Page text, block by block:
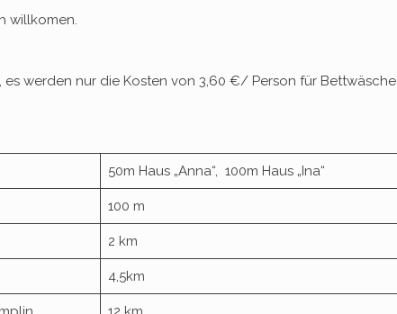
willkomen.
werden nur die Kosten von 3,60 €/ Person für Bettwäsche
50m Haus „Anna“, 100m Haus „Ina“
100 m
2 km
4,5km